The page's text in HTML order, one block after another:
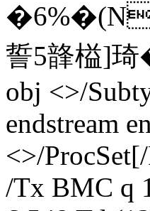
�6
誓5韸榏]琦
obj <>/
endstream
<>/
/Tx BMC q